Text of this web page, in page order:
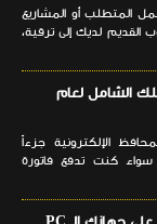
المتطلب أو المشاريع
القديم لديك إلى ترقية،
الشامل لعام
الإلكترونية جزءاً
كنت تدفع فاتورة